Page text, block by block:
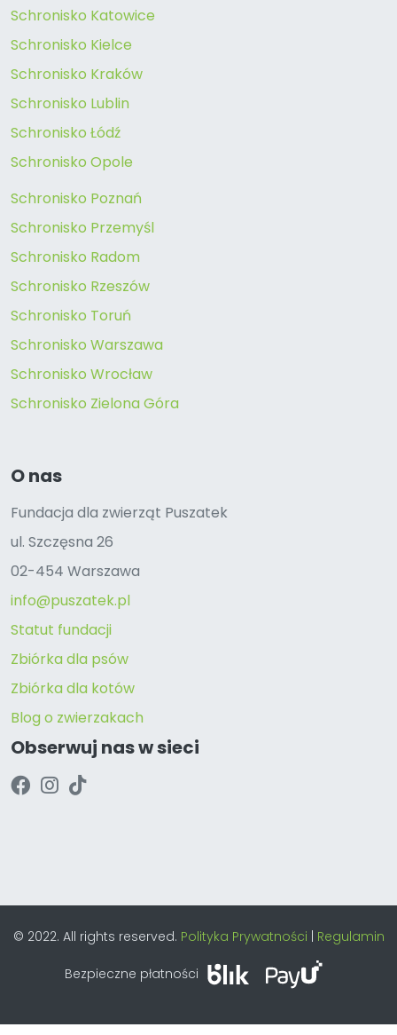
Schronisko Katowice
Schronisko Kielce
Schronisko Kraków
Schronisko Lublin
Schronisko Łódź
Schronisko Opole
Schronisko Poznań
Schronisko Przemyśl
Schronisko Radom
Schronisko Rzeszów
Schronisko Toruń
Schronisko Warszawa
Schronisko Wrocław
Schronisko Zielona Góra
O nas
Fundacja dla zwierząt Puszatek
ul. Szczęsna 26
02-454 Warszawa
info@puszatek.pl
Statut fundacji
Zbiórka dla psów
Zbiórka dla kotów
Blog o zwierzakach
Obserwuj nas w sieci
© 2022. All rights reserved. Polityka Prywatności | Regulamin
Bezpieczne płatności